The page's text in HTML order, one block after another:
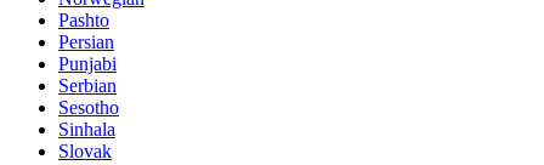
Pashto
Persian
Punjabi
Serbian
Sesotho
Sinhala
Slovak